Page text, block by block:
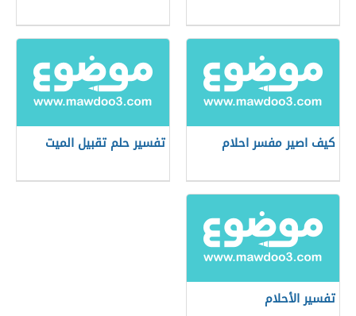
كيف اصير مفسر احلام تفسير حلم تقبيل الميت
تفسير الأحلام